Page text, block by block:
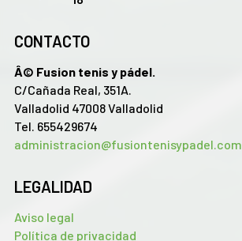
CONTACTO
Â© Fusion tenis y pádel.
C/Cañada Real, 351A.
Valladolid 47008 Valladolid
Tel. 655429674
administracion@fusiontenisypadel.com
LEGALIDAD
Aviso legal
Política de privacidad